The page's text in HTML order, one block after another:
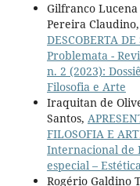
Gilfranco
Pereira Claudino,
DESCOBERTA
Problemata -
n. 2 (2023):
Filosofia e Arte
Iraquitan de
Santos,
FILOSOFIA E
Internacional de
especial –
Rogério Galdino